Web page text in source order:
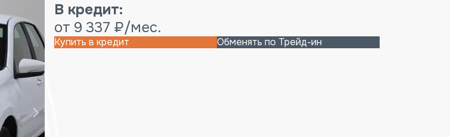
В кредит:
от 9 337 ₽/мес.
Купить в кредит Обменять по Трейд-ин